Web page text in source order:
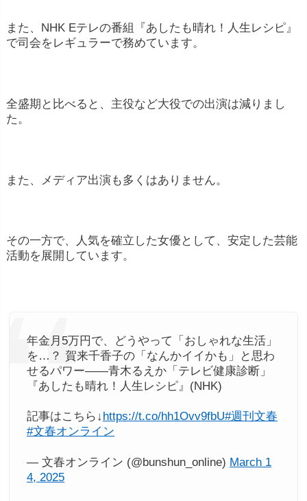
また、NHK Eテレの番組『あしたも晴れ！人生レシピ』
で司会をレギュラーで務めています。
全盛期と比べると、主役など大役での出演は減りまし
た。
また、メディア出演も多くはありません。
その一方で、人気を確立した女優として、安定した芸能
活動を展開しています。
年金月5万円で、どうやって「おしゃれな生活」
を…？ 賀来千香子の「なんかイイかも」と思わ
せるパワー――青木るえか「テレビ健康診断」
『あしたも晴れ！人生レシピ』(NHK)
記事はこちら↓https://t.co/hh1Ovv9fbU#週刊文春
#文春オンライン
— 文春オンライン (@bunshun_online) March 1
4, 2025